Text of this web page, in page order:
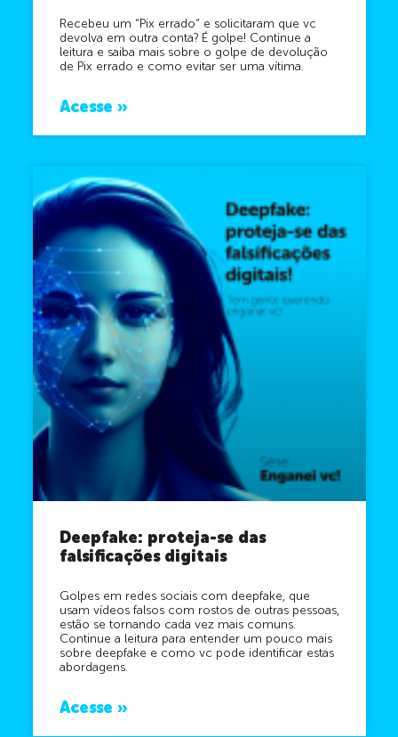
Recebeu um “Pix errado” e solicitaram que vc
devolva em outra conta? É golpe! Continue a
leitura e saiba mais sobre o golpe de devolução
de Pix errado e como evitar ser uma vítima.
Acesse »
Deepfake: proteja-se das
falsificações digitais
Golpes em redes sociais com deepfake, que
usam vídeos falsos com rostos de outras pessoas,
estão se tornando cada vez mais comuns.
Continue a leitura para entender um pouco mais
sobre deepfake e como vc pode identificar estas
abordagens.
Acesse »